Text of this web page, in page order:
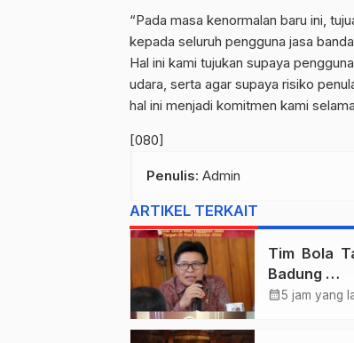
“Pada masa kenormalan baru ini,
kepada seluruh pengguna jasa
Hal ini kami tujukan supaya
udara, serta agar supaya risiko
hal ini menjadi komitmen kami
[080]
Penulis: Admin
ARTIKEL TERKAIT
Tim Bola
Badung
calendar_month5 jam yang